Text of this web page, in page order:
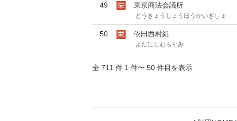
49 東京商法会議所
とうきょうしょうほうかいぎしょ
50 依田西村組
よだにしむらぐみ
全 711 件 1 件〜 50 件目を表示